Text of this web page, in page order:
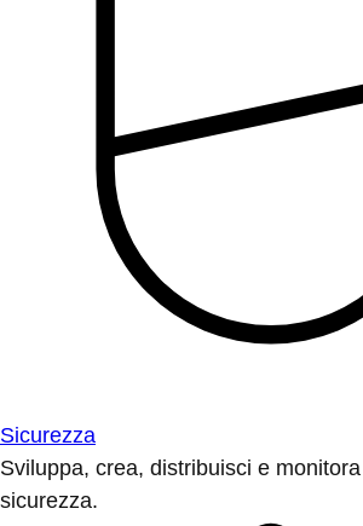
Sicurezza
Sviluppa, crea, distribuisci e
sicurezza.